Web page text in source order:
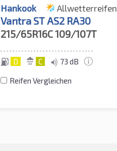
Hankook Allwetterreifen
Vantra ST AS2 RA30
215/65R16C109/107T
D C 73 dB
Reifen Vergleichen